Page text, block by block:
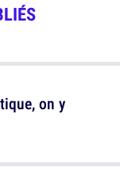
on y